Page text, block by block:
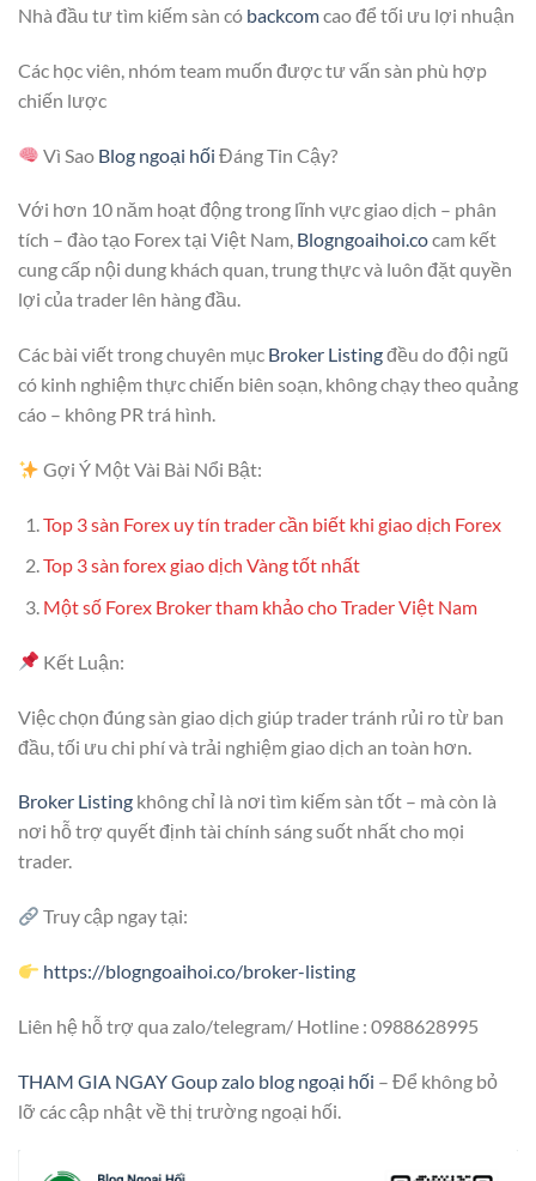
Nhà đầu tư tìm kiếm sàn có backcomcao để tối ưu lợi nhuận
Các học viên, nhóm team muốn được tư vấn sàn phù hợp
chiến lược
Vì Sao Blog ngoại hối Đáng Tin Cậy?
Với hơn 10 năm hoạt động trong lĩnh vực giao dịch – phân
tích – đào tạo Forex tại Việt Nam, Blogngoaihoi.cocam kết
cung cấp nội dung khách quan, trung thực và luôn đặt quyền
lợi của trader lên hàng đầu.
Các bài viết trong chuyên mục Broker Listingđều do đội ngũ
có kinh nghiệm thực chiến biên soạn, không chạy theo quảng
cáo – không PR trá hình.
Gợi Ý Một Vài Bài Nổi Bật:
Top 3 sàn Forex uy tín trader cần biết khi giao dịch Forex
Top 3 sàn forex giao dịch Vàng tốt nhất
Một số Forex Broker tham khảo cho Trader Việt Nam
Kết Luận:
Việc chọn đúng sàn giao dịch giúp trader tránh rủi ro từ ban
đầu, tối ưu chi phí và trải nghiệm giao dịch an toàn hơn.
Broker Listing không chỉ là nơi tìm kiếm sàn tốt – mà còn là
nơi hỗ trợ quyết định tài chính sáng suốt nhất cho mọi
trader.
Truy cập ngay tại:
https://blogngoaihoi.co/broker-listing
Liên hệ hỗ trợ qua zalo/telegram/ Hotline : 0988628995
THAM GIA NGAY Goup zalo blog ngoại hối – Để không bỏ
lỡ các cập nhật về thị trường ngoại hối.